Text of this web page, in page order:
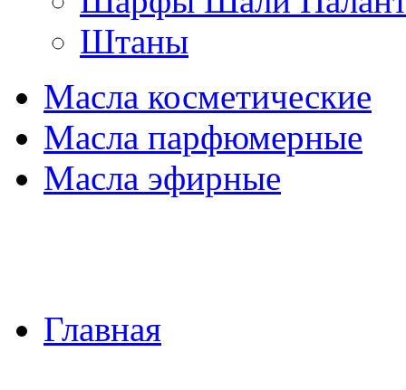
Штаны
Масла косметические
Масла парфюмерные
Масла эфирные
Главная